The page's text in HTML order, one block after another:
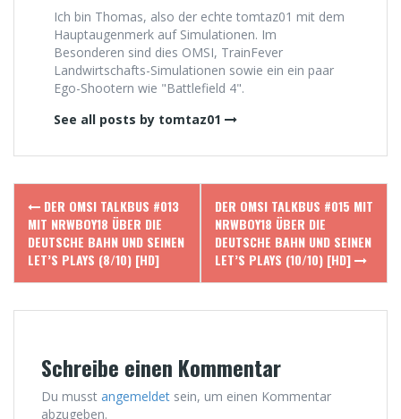
Ich bin Thomas, also der echte tomtaz01 mit dem
Hauptaugenmerk auf Simulationen. Im
Besonderen sind dies OMSI, TrainFever
Landwirtschafts-Simulationen sowie ein ein paar
Ego-Shootern wie "Battlefield 4".
See all posts by tomtaz01
Post
navigation
DER OMSI TALKBUS #013
MIT NRWBOY18 ÜBER DIE
DEUTSCHE BAHN UND SEINEN
LET’S PLAYS (8/10) [HD]
DER OMSI TALKBUS #015 MIT
NRWBOY18 ÜBER DIE
DEUTSCHE BAHN UND SEINEN
LET’S PLAYS (10/10) [HD]
Schreibe einen Kommentar
Du musst angemeldet sein, um einen Kommentar
abzugeben.